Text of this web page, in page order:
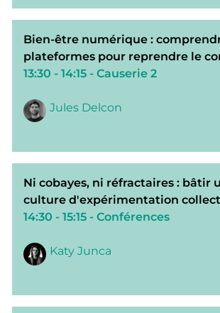
Bien-être numérique :
plateformes pour reprendre le
13:30 - 14:15 - Causerie 2
Jules Delcon
Ni cobayes, ni réfractaires : bâtir
culture d'expérimentation
14:30 - 15:15 - Conférences
Katy Junca